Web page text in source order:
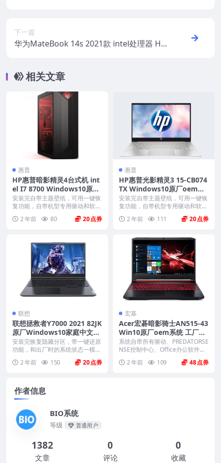
下一篇
华为MateBook 14s 2021款 intel处理器 HK
相关文章
惠普
HP惠普暗影精灵4台式机 int
el I7 8700 Windows10原厂
oem系统镜像下载
安装完自带主题壁纸，可用一键恢
复功能，自带机型专用驱动和软
件，将电脑恢复到出厂时...
2 年前 80 20
惠普
HP惠普光影精灵3 15-CB074
TX Windows10原厂oem系
统镜像下载
安装完自带主题壁纸，可用一键恢
复功能，自带机型专用驱动和软
件，将电脑恢复到出厂时...
2 年前 111 20
联想
联想拯救者Y7000 2021 82JK
原厂Windows10家庭中文版
恢复镜像 原厂oem系统
安装完恢复隐藏分区，带一键还原
功能，和出厂时的系统状态一模一
2 年前 150 20
宏基
Acer宏碁暗影骑士AN515-43
Win10原厂oem系统 工厂模
式 恢复出厂系统
系统自带所有驱动、PREDATORSE
NSE控制中心、Office办公软件、
2 年前 109 48
作者信息
BIO系统
等级 普通用户
1382
文章
0
评论
0
收藏